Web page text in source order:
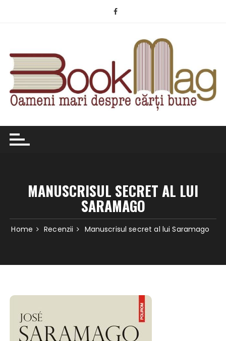
MANUSCRISUL SECRET AL LUI
SARAMAGO
Home Recenzii Manuscrisul secret al lui Saramago